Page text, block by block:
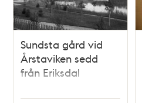
Sundsta gård vid
Årstaviken sedd
från Eriksdal